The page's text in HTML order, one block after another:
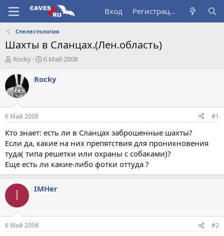
Вход Регистрация
Спелестология
Шахты в Сланцах.(Лен.область)
А
т
о
р
т
е
м
ы
Rocky
Д
т
а
л
6 Май 2008
Rocky
6 Май 2008 #1
Кто знает: есть ли в Сланцах заброшенные шахты?
Если да, какие на них препятствия для проникновения
туда( типа решетки или охраны с собаками)?
Еще есть ли какие-либо фотки оттуда ?
I IMHer
6 Май 2008 #2